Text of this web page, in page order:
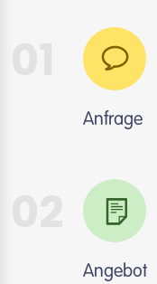
Anfrage
Angebot